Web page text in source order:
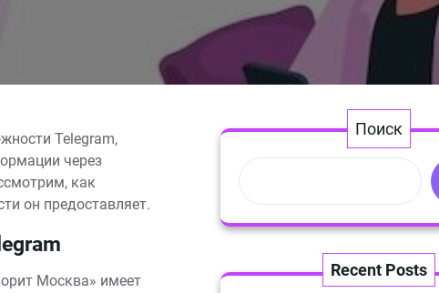
Telegram,
через
как
он предоставляет.
Москва» имеет
Поиск
Recent Posts